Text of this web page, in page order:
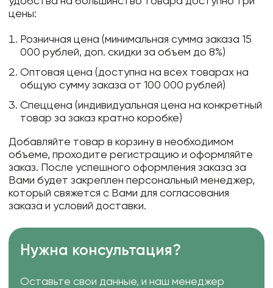
цены:
Розничная цена (минимальная сумма заказа 15
000 рублей, доп. скидки за объем до 8%)
Оптовая цена (доступна на всех товарах на
общую сумму заказа от 100 000 рублей)
Спеццена (индивидуальная цена на конкретный
товар за заказ кратно коробке)
Добавляйте товар в корзину в необходимом
объеме, проходите регистрацию и оформляйте
заказ. После успешного оформления заказа за
Вами будет закреплен персональный менеджер,
который свяжется с Вами для согласования
заказа и условий доставки.
Нужна консультация?
Оставьте свои данные, и наш менеджер